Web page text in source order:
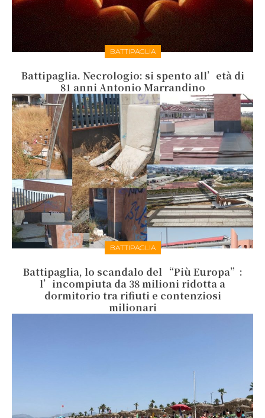
BATTIPAGLIA
Battipaglia. Necrologio: si spento all’età di
81 anni Antonio Marrandino
BATTIPAGLIA
Battipaglia, lo scandalo del “Più Europa”:
l’incompiuta da 38 milioni ridotta a
dormitorio tra rifiuti e contenziosi
milionari